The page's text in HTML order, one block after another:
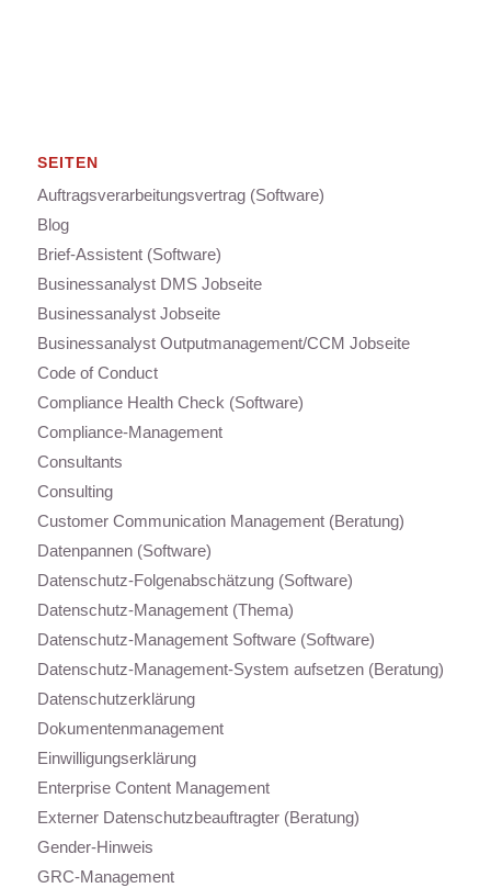
SEITEN
Auftragsverarbeitungsvertrag (Software)
Blog
Brief-Assistent (Software)
Businessanalyst DMS Jobseite
Businessanalyst Jobseite
Businessanalyst Outputmanagement/CCM Jobseite
Code of Conduct
Compliance Health Check (Software)
Compliance-Management
Consultants
Consulting
Customer Communication Management (Beratung)
Datenpannen (Software)
Datenschutz-Folgenabschätzung (Software)
Datenschutz-Management (Thema)
Datenschutz-Management Software (Software)
Datenschutz-Management-System aufsetzen (Beratung)
Datenschutzerklärung
Dokumentenmanagement
Einwilligungserklärung
Enterprise Content Management
Externer Datenschutzbeauftragter (Beratung)
Gender-Hinweis
GRC-Management